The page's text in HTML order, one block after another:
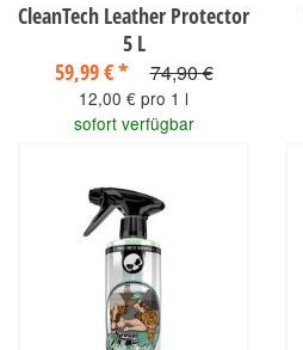
CleanTech Leather Protector
5 L
59,99 €* 74,90 €
12,00 € pro 1 l
sofort verfügbar